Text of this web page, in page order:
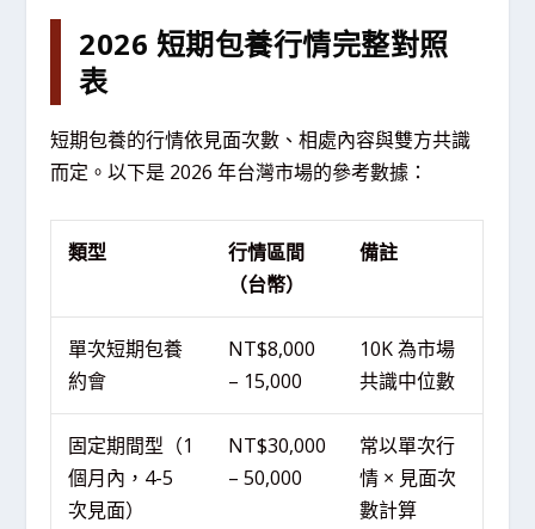
2026 短期包養行情完整對照
表
短期包養的行情依見面次數、相處內容與雙方共識
而定。以下是 2026 年台灣市場的參考數據：
類型
行情區間
（台幣）
備註
單次短期包養
約會
NT$8,000
– 15,000
10K 為市場
共識中位數
固定期間型（1
個月內，4-5
次見面）
NT$30,000
– 50,000
常以單次行
情 × 見面次
數計算